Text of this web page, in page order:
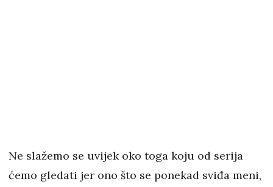
Ne slažemo se uvijek oko toga koju od serija
ćemo gledati jer ono što se ponekad sviđa meni,